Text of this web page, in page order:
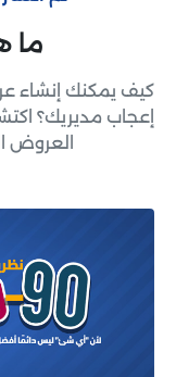
ما
كيف يمكنك إنشاء
إعجاب مديريك؟
العروض